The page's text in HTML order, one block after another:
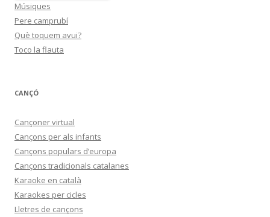
Músiques
Pere camprubí
Què toquem avui?
Toco la flauta
CANÇÓ
Cançoner virtual
Cançons per als infants
Cançons populars d’europa
Cançons tradicionals catalanes
Karaoke en català
Karaokes per cicles
Lletres de cançons